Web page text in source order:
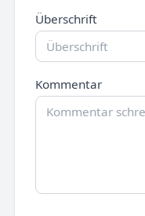
Überschrift
Kommentar